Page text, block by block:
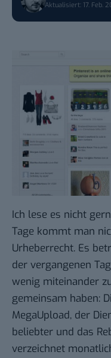
Aktualisiert: 17. Feb.
Ich lese es nicht
Tage kommt man
Urheberrecht. Es
der vergangenen
wenig miteinander
gemeinsam haben:
MegaUpload, der
beliebter und das
verzeichnet